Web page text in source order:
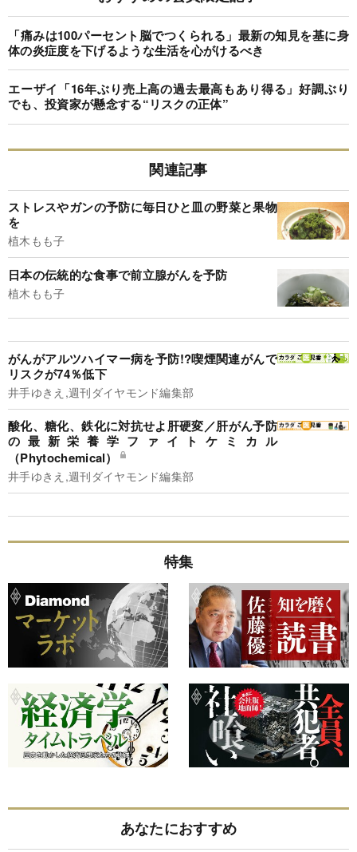
「痛みは100パーセント脳でつくられる」最新の知見を基に身
体の炎症度を下げるような生活を心がけるべき
エーザイ「16年ぶり売上高の過去最高もあり得る」好調ぶり
でも、投資家が懸念する“リスクの正体”
関連記事
ストレスやガンの予防に毎日ひと皿の野菜と果物
を
植木もも子
日本の伝統的な食事で前立腺がんを予防
植木もも子
がんがアルツハイマー病を予防!?喫煙関連がんで
リスクが74％低下
井手ゆきえ,週刊ダイヤモンド編集部
酸化、糖化、鉄化に対抗せよ肝硬変／肝がん予防
の最新栄養学ファイトケミカル
（Phytochemical）
井手ゆきえ,週刊ダイヤモンド編集部
特集
あなたにおすすめ